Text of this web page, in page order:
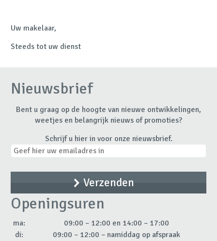
Uw makelaar,
Steeds tot uw dienst
Nieuwsbrief
Bent u graag op de hoogte van nieuwe ontwikkelingen,
weetjes en belangrijk nieuws of promoties?
Schrijf u hier in voor onze nieuwsbrief.
Openingsuren
ma:
09:00 – 12:00 en 14:00 – 17:00
di:
09:00 – 12:00 – namiddag op afspraak